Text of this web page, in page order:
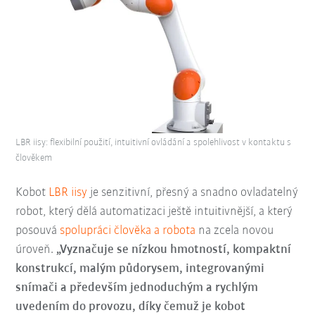
Kobot LBR iisy je senzitivní, přesný a snadno ovladatelný
robot, který dělá automatizaci ještě intuitivnější, a který
posouvá spolupráci člověka a robota na zcela novou
úroveň. „Vyznačuje se nízkou hmotností, kompaktní
konstrukcí, malým půdorysem, integrovanými
snímači a především jednoduchým a rychlým
uvedením do provozu, díky čemuž je kobot
LBR iisy: flexibilní použití, intuitivní ovládání a spolehlivost v kontaktu s
člověkem